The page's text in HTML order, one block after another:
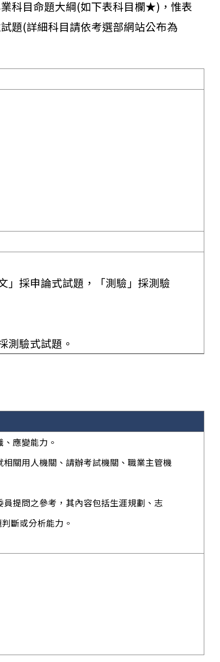
科目命題大綱(如下表科目欄★)，惟表
題(詳細科目請依考選部網站公布為
」採申論式試題，「測驗」採測驗
驗式試題。
應變能力。
關用人機關、請辦考試機關、職業主管機
提問之參考，其內容包括生涯規劃、志
斷或分析能力。